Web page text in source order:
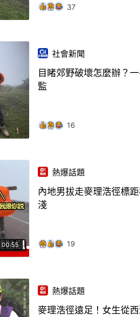
37
社會新聞
目睹郊野破壞怎麼辦？
監
16
00:55
熱爆話題
內地男拔走麥理浩徑標
淺
19
熱爆話題
麥理浩徑遠足！女生從